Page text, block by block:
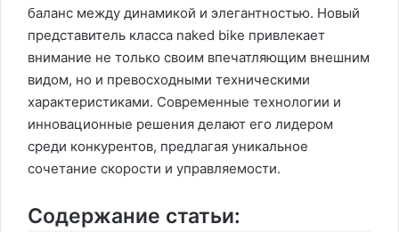
баланс между динамикой и элегантностью. Новый
представитель класса naked bike привлекает
внимание не только своим впечатляющим внешним
видом, но и превосходными техническими
характеристиками. Современные технологии и
инновационные решения делают его лидером
среди конкурентов, предлагая уникальное
сочетание скорости и управляемости.
Содержание статьи: